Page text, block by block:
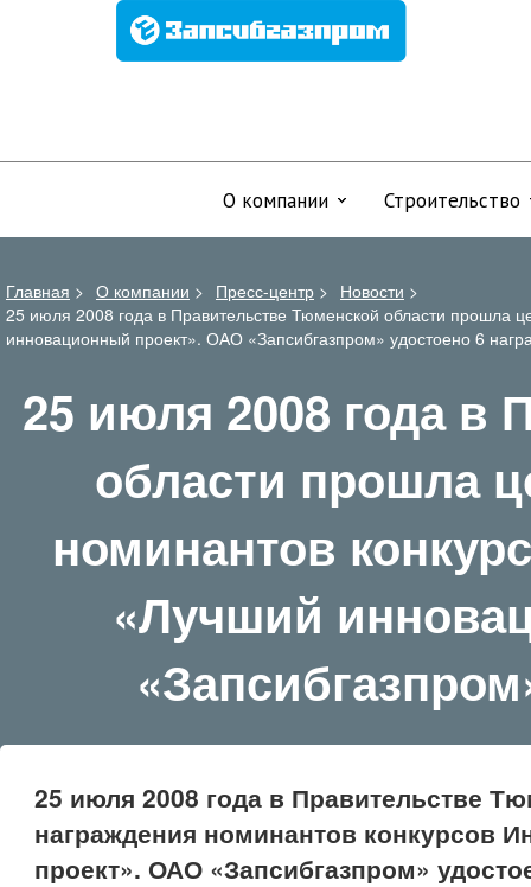
О компании Строительство
Главная > О компании > Пресс-центр > Новости >
25 июля 2008 года в Правительстве Тюменской области прошла
инновационный проект». ОАО «Запсибгазпром» удостоено 6
25 июля 2008 года в
области прошла
номинантов
«Лучший
25 июля 2008 года в Правительстве
награждения номинантов конкурсов
проект». ОАО «Запсибгазпром»